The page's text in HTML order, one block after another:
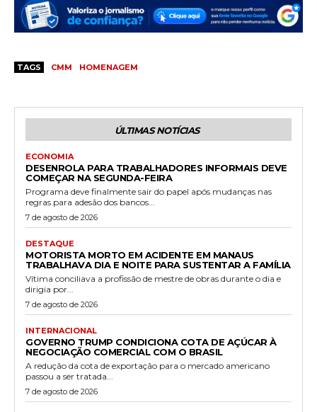
TAGS CMM HOMENAGEM
ÚLTIMAS NOTÍCIAS
ECONOMIA
DESENROLA PARA TRABALHADORES INFORMAIS DEVE
COMEÇAR NA SEGUNDA-FEIRA
Programa deve finalmente sair do papel após mudanças nas
regras para adesão dos bancos...
7 de agosto de 2026
DESTAQUE
MOTORISTA MORTO EM ACIDENTE EM MANAUS
TRABALHAVA DIA E NOITE PARA SUSTENTAR A FAMÍLIA
Vítima conciliava a profissão de mestre de obras durante o dia e
dirigia por...
7 de agosto de 2026
INTERNACIONAL
GOVERNO TRUMP CONDICIONA COTA DE AÇÚCAR À
NEGOCIAÇÃO COMERCIAL COM O BRASIL
A redução da cota de exportação para o mercado americano
passou a ser tratada...
7 de agosto de 2026